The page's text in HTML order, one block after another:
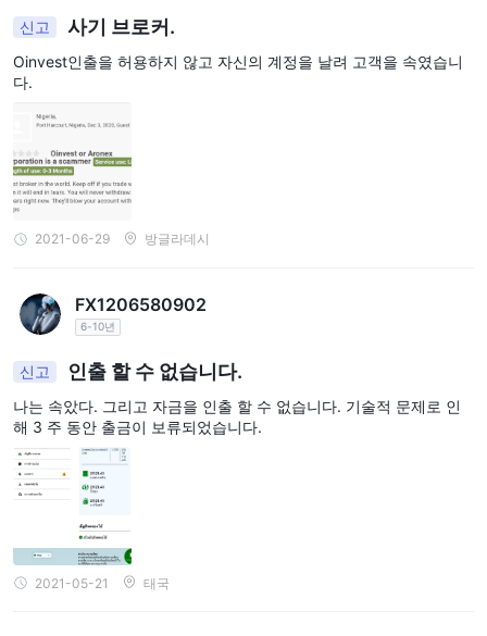
하지만 시장 변동성에 노출되어 신중한 리스크 관리를 요구합니다.
스프레드 및 수수료
Oinvest는 이러한 계정 간에 스프레드를 다르게 설정합니다.
실버 계정의 경우, Oinvest은 EUR/USD에 대해 2.2포인트,
GBP/USD에 대해 2.8포인트와 같은 스프레드를 제공하며, 금 및 원
유와 같은 다른 통화 쌍 및 상품에 대해서도 동일하게 제공합니다.
골드 계정으로 이동하면, Oinvest은 실버 계정과 비교하여 스프레
드를 좁히며, 트레이더에게 더 유리한 조건을 제공할 수 있습니다.
다.
최고 수준인PLATINUM 계정
더들에게 플랫폼에서 제공되는 가장 타이트한 가격을 제공합니다.
서 운영되는 트레이더들은 Oinvest가 제공하는 가장 경쟁력 있는 거
래 조건을 누릴 수 있습니다. 스프레드에 대한 계층적 접근은
Oinvest의 다양한 거래 요구 사항과 선호도에 맞는 서비스 수준을
제공하기 위한 의지를 반영합니다.
수수료에 대해서는
수 없습니다.여기서 구체적인 정보가 부족하지만, Oinvest를 고려
하는 트레이더들은 거래 활동에 대한 정보를 얻기 위해 수수료 구조
신고 사기 브로커.
Oinvest인출을 허용하지 않고 자신의 계정을 날려 고객을 속였습니
다.
2021-06-29 방글라데시
FX1206580902
6-10년
신고 인출 할 수 없습니다.
나는 속았다. 그리고 자금을 인출 할 수 없습니다. 기술적 문제로 인
해 3 주 동안 출금이 보류되었습니다.
2021-05-21 태국